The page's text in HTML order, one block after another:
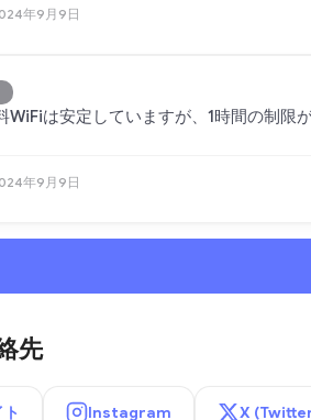
年9月9日
WiFiは安定していますが、1時間の制
年9月9日
先
Instagram X